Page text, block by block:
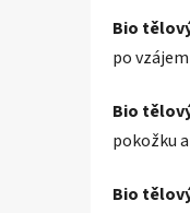
Bio
po
Bio
pokožku
Bio